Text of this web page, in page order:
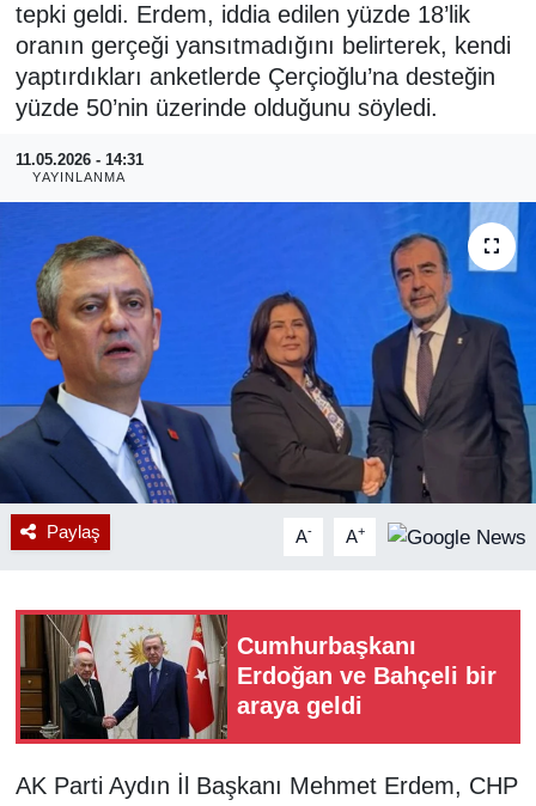
tepki geldi. Erdem, iddia edilen yüzde 18’lik
oranın gerçeği yansıtmadığını belirterek, kendi
yaptırdıkları anketlerde Çerçioğlu’na desteğin
yüzde 50’nin üzerinde olduğunu söyledi.
11.05.2026 - 14:31
YAYINLANMA
Paylaş A- A+
Cumhurbaşkanı
Erdoğan ve Bahçeli bir
araya geldi
AK Parti Aydın İl Başkanı Mehmet Erdem, CHP
ASAYİŞ
RESMİ REKLAM
Haber Arşivi